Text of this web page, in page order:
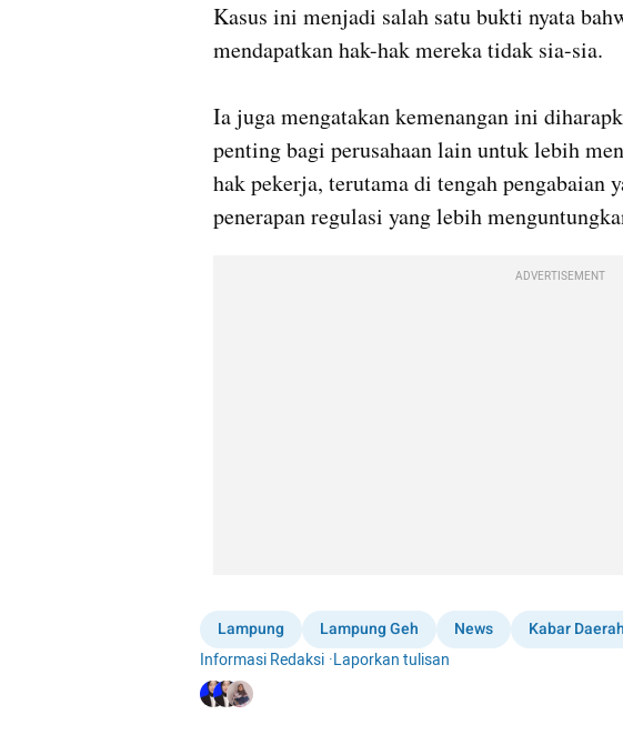
Kasus ini menjadi salah satu bukti nyata
mendapatkan hak-hak mereka tidak sia-sia.
Ia juga mengatakan kemenangan ini
penting bagi perusahaan lain untuk lebih
hak pekerja, terutama di tengah pengabaian
penerapan regulasi yang lebih
ADVERTISEMENT
Lampung Lampung Geh News Kabar Daerah
Informasi Redaksi ·Laporkan tulisan